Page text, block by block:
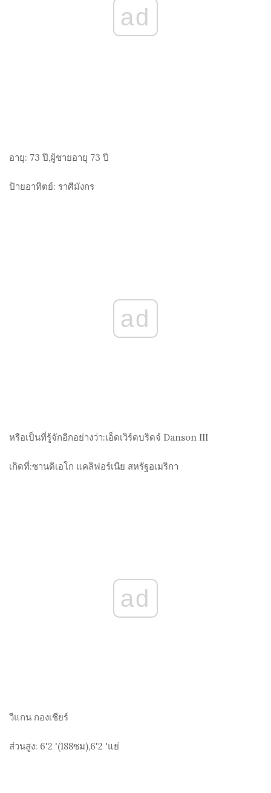
ad
อายุ: 73 ปี,ผู้ชายอายุ 73 ปี
ป้ายอาทิตย์: ราศีมังกร
ad
หรือเป็นที่รู้จักอีกอย่างว่า:เอ็ดเวิร์ดบริดจ์ Danson III
เกิดที่:ซานดิเอโก แคลิฟอร์เนีย สหรัฐอเมริกา
ad
วีแกน กองเชียร์
ส่วนสูง: 6'2 '(188ซม),6'2 'แย่